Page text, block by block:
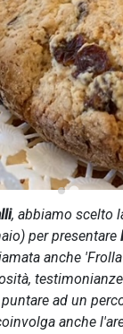
, abbiamo scelto
per presentare
anche
ad un
anche